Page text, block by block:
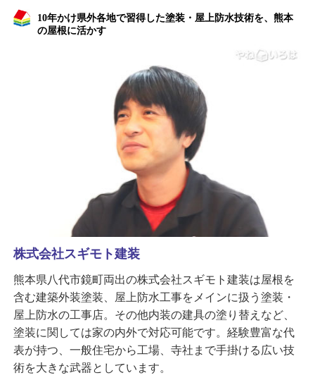
10年かけ県外各地で習得した塗装・屋上防水技術を、熊本
の屋根に活かす
株式会社スギモト建装
熊本県八代市鏡町両出の株式会社スギモト建装は屋根を
含む建築外装塗装、屋上防水工事をメインに扱う塗装・
屋上防水の工事店。その他内装の建具の塗り替えなど、
塗装に関しては家の内外で対応可能です。経験豊富な代
表が持つ、一般住宅から工場、寺社まで手掛ける広い技
術を大きな武器としています。